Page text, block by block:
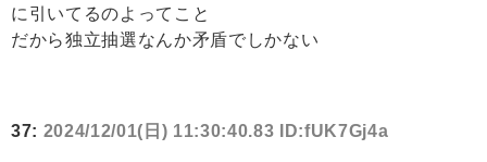
に引いてるのよってこと
だから独立抽選なんか矛盾でしかない
37: 2024/12/01(日) 11:30:40.83 ID:fUK7Gj4a